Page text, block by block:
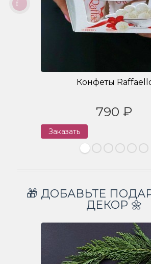
Конфеты
790 ₽
Заказать
🎁 ДОБАВЬТЕ
ДЕКОР 🌼